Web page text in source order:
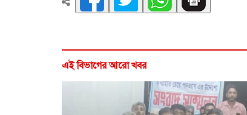
এই বিভাগের আরো খবর